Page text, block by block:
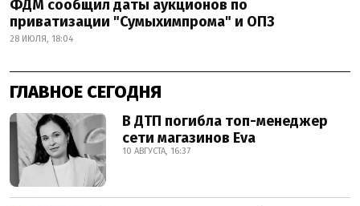
ФДМ сообщил даты аукционов по
приватизации "Сумыхимпрома" и ОПЗ
28 ИЮЛЯ, 18:04
ГЛАВНОЕ СЕГОДНЯ
В ДТП погибла топ-менеджер
сети магазинов Eva
10 АВГУСТА, 16:37